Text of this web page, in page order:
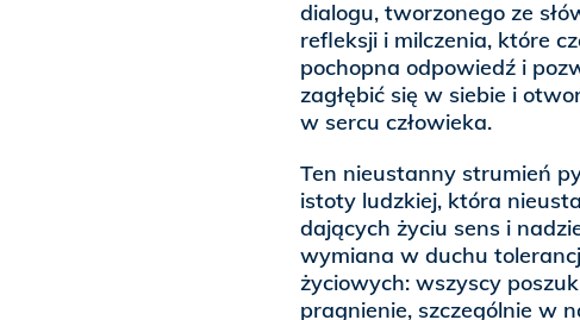
dialogu, tworzonego ze
refleksji i milczenia, które
pochopna odpowiedź i
zagłębić się w siebie i
w sercu człowieka.
Ten nieustanny strumień
istoty ludzkiej, która
dających życiu sens i
wymiana w duchu
życiowych: wszyscy
pragnienie, szczególnie w